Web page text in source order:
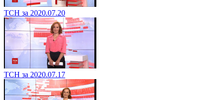
ТСН за 2020.07.20
ТСН за 2020.07.17